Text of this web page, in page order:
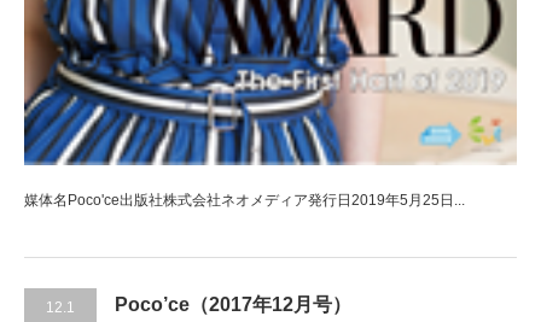
媒体名Poco'ce出版社株式会社ネオメディア発行日2019年5月25日...
12.1
Poco’ce（2017年12月号）